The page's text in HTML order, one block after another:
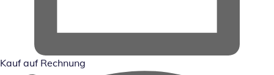
Kauf auf Rechnung